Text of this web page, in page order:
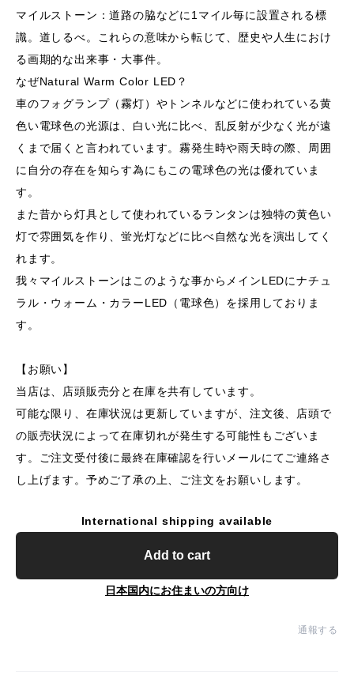
マイルストーン：道路の脇などに1マイル毎に設置される標
識。道しるべ。これらの意味から転じて、歴史や人生におけ
る画期的な出来事・大事件。
なぜNatural Warm Color LED？
車のフォグランプ（霧灯）やトンネルなどに使われている黄
色い電球色の光源は、白い光に比べ、乱反射が少なく光が遠
くまで届くと言われています。霧発生時や雨天時の際、周囲
に自分の存在を知らす為にもこの電球色の光は優れていま
す。
また昔から灯具として使われているランタンは独特の黄色い
灯で雰囲気を作り、蛍光灯などに比べ自然な光を演出してく
れます。
我々マイルストーンはこのような事からメインLEDにナチュ
ラル・ウォーム・カラーLED（電球色）を採用しておりま
す。
【お願い】
当店は、店頭販売分と在庫を共有しています。
可能な限り、在庫状況は更新していますが、注文後、店頭で
の販売状況によって在庫切れが発生する可能性もございま
す。ご注文受付後に最終在庫確認を行いメールにてご連絡さ
し上げます。予めご了承の上、ご注文をお願いします。
International shipping available
Add to cart
日本国内にお住まいの方向け
通報する